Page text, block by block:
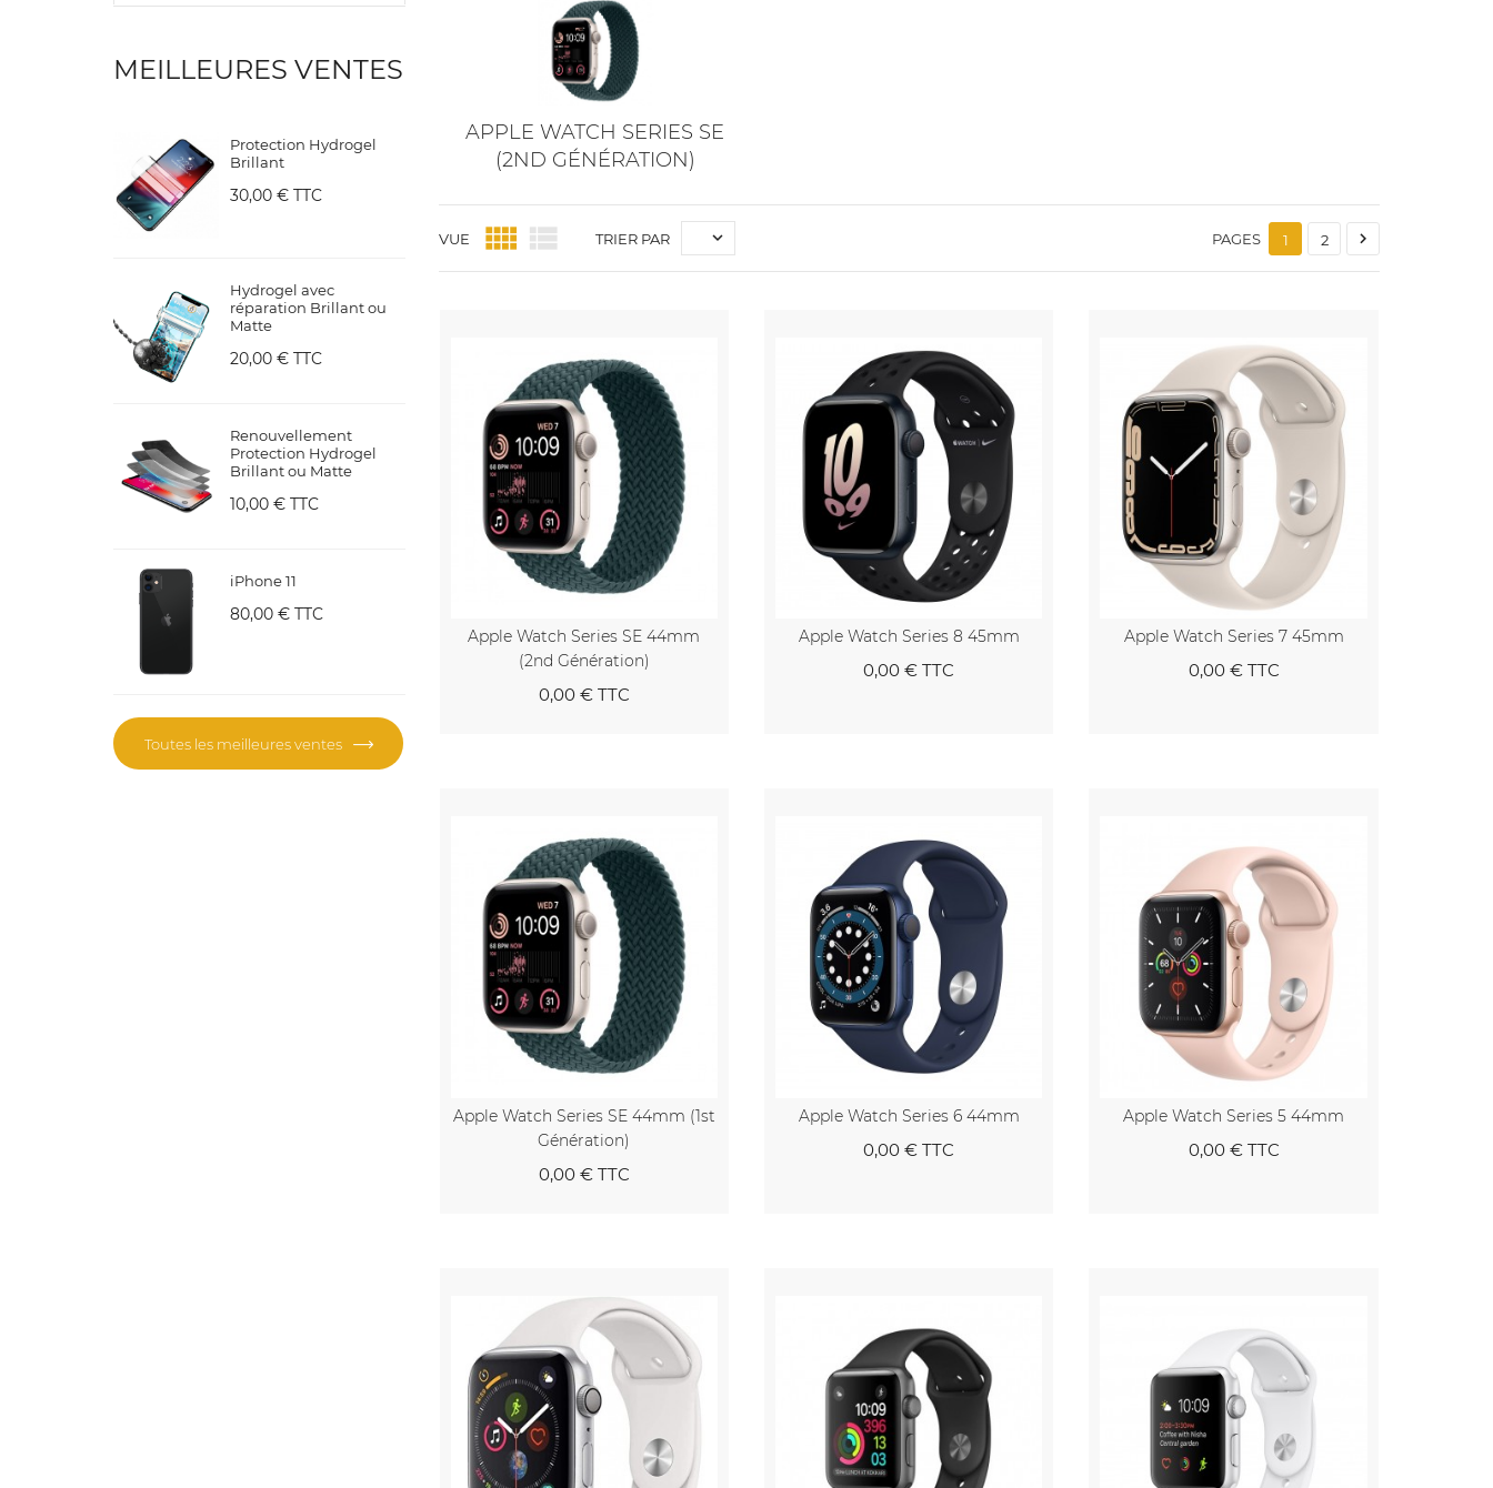
MEILLEURES VENTES
Protection Hydrogel
Brillant
30,00 € TTC
Hydrogel avec
réparation Brillant ou
Matte
20,00 € TTC
Renouvellement
Protection Hydrogel
Brillant ou Matte
10,00 € TTC
iPhone 11
80,00 € TTC
Toutes les meilleures ventes
APPLE WATCH SERIES SE
(2ND GÉNÉRATION)
VUE   TRIER PAR  PAGES 1 2 
Apple Watch Series SE 44mm
(2nd Génération)
0,00 €TTC
Apple Watch Series 8 45mm
0,00 € TTC
Apple Watch Series 7 45mm
0,00 €TTC
Apple Watch Series SE 44mm (1st
Génération)
0,00 €TTC
Apple Watch Series 6 44mm
0,00 € TTC
Apple Watch Series 5 44mm
0,00 €TTC